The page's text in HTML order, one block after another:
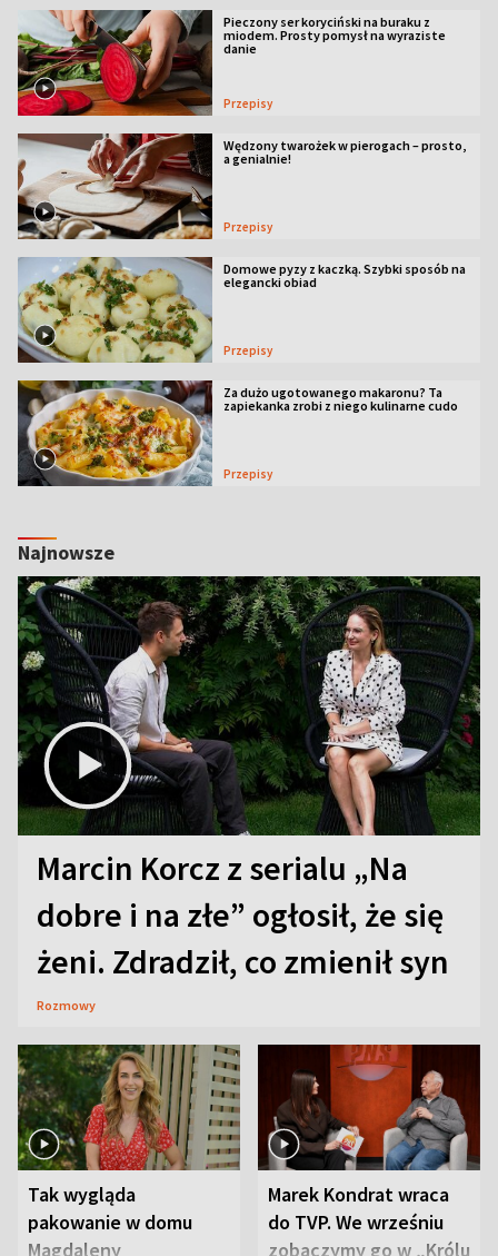
Pieczony ser koryciński na buraku z
miodem. Prosty pomysł na wyraziste
danie
Przepisy
Wędzony twarożek w pierogach – prosto,
a genialnie!
Przepisy
Domowe pyzy z kaczką. Szybki sposób na
elegancki obiad
Przepisy
Za dużo ugotowanego makaronu? Ta
zapiekanka zrobi z niego kulinarne cudo
Przepisy
Najnowsze
Marcin Korcz z serialu „Na
dobre i na złe” ogłosił, że się
żeni. Zdradził, co zmienił syn
Rozmowy
Tak wygląda
pakowanie w domu
Magdaleny
Marek Kondrat wraca
do TVP. We wrześniu
zobaczymy go w „Królu